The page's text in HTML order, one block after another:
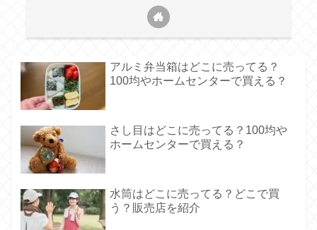
アルミ弁当箱はどこに売ってる？
100均やホームセンターで買える？
さし目はどこに売ってる？100均や
ホームセンターで買える？
水筒はどこに売ってる？どこで買
う？販売店を紹介